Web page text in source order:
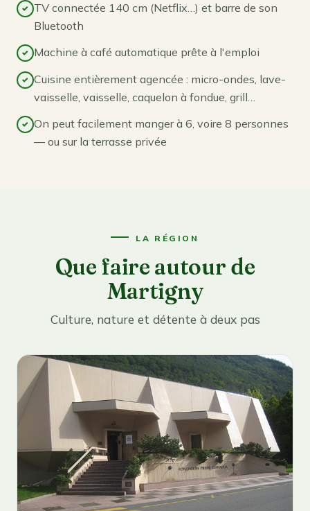
TV connectée 140 cm (Netflix…) et barre de son
Bluetooth
Machine à café automatique prête à l'emploi
Cuisine entièrement agencée : micro-ondes, lave-
vaisselle, vaisselle, caquelon à fondue, grill…
On peut facilement manger à 6, voire 8 personnes
— ou sur la terrasse privée
LA RÉGION
Que faire autour de
Martigny
Culture, nature et détente à deux pas